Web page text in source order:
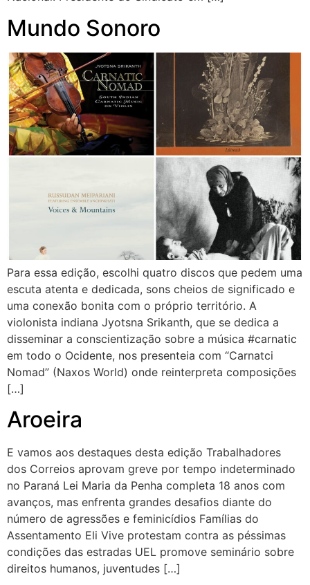
Mundo Sonoro
Para essa edição, escolhi quatro discos que pedem uma
escuta atenta e dedicada, sons cheios de significado e
uma conexão bonita com o próprio território. A
violonista indiana Jyotsna Srikanth, que se dedica a
disseminar a conscientização sobre a música #carnatic
em todo o Ocidente, nos presenteia com “Carnatci
Nomad” (Naxos World) onde reinterpreta composições
[…]
Aroeira
E vamos aos destaques desta edição Trabalhadores
dos Correios aprovam greve por tempo indeterminado
no Paraná Lei Maria da Penha completa 18 anos com
avanços, mas enfrenta grandes desafios diante do
número de agressões e feminicídios Famílias do
Assentamento Eli Vive protestam contra as péssimas
condições das estradas UEL promove seminário sobre
direitos humanos, juventudes […]